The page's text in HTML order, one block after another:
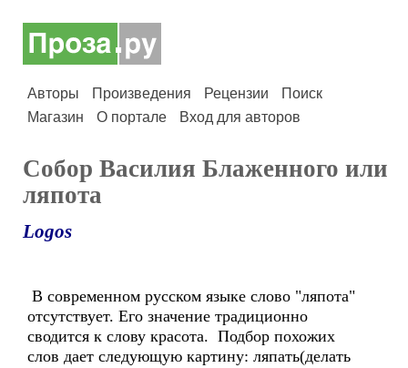
Авторы Произведения Рецензии
Поиск
Магазин
О портале Вход для авторов
Собор Василия Блаженного или
ляпота
Logos
В современном русском языке слово "ляпота"
отсутствует. Его значение традиционно
сводится к слову красота. Подбор похожих
слов дает следующую картину: ляпать(делать